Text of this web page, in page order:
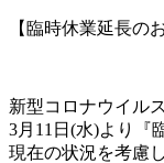
【臨時休業延長の
新型コロナウイル
3月11日(水)より『
現在の状況を考慮し